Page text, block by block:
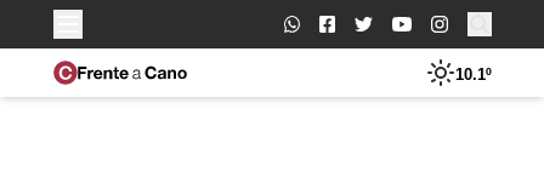
Buscar:
10.1º